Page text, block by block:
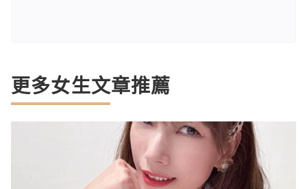
更多女生文章推薦